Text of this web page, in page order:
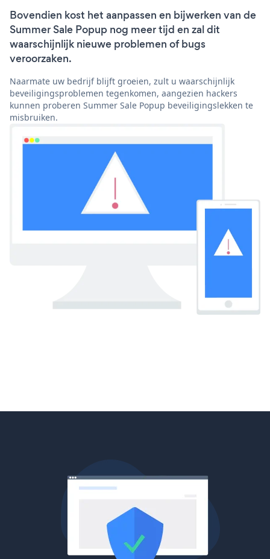
Bovendien kost het aanpassen en bijwerken van de
Summer Sale Popup nog meer tijd en zal dit
waarschijnlijk nieuwe problemen of bugs
veroorzaken.
Naarmate uw bedrijf blijft groeien, zult u waarschijnlijk
beveiligingsproblemen tegenkomen, aangezien hackers
kunnen proberen Summer Sale Popup beveiligingslekken te
misbruiken.